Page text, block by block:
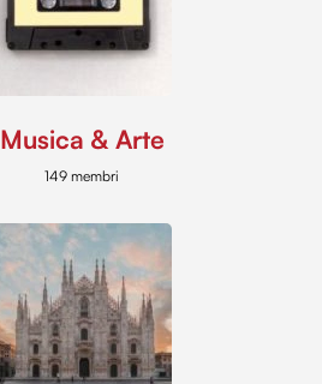
Musica & Arte
149 membri